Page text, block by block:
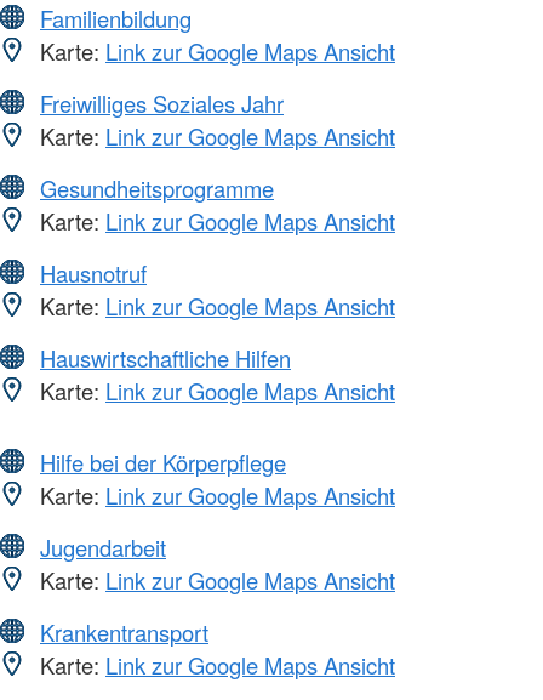
Familienbildung
Karte: Link zur Google Maps Ansicht
Freiwilliges Soziales Jahr
Karte: Link zur Google Maps Ansicht
Gesundheitsprogramme
Karte: Link zur Google Maps Ansicht
Hausnotruf
Karte: Link zur Google Maps Ansicht
Hauswirtschaftliche Hilfen
Karte: Link zur Google Maps Ansicht
Hilfe bei der Körperpflege
Karte: Link zur Google Maps Ansicht
Jugendarbeit
Karte: Link zur Google Maps Ansicht
Krankentransport
Karte: Link zur Google Maps Ansicht